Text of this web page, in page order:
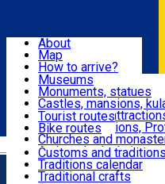
Română
Attractions
Routes
Customs, Traditions
Food & Drinks
About
Map
How to arrive?
Recommendations
Tourist attractions
News
Museums
Monuments, statues
Castles, mansions,
Architectural
Natural attractions,
Churches and
Archaeological sites
Parks and gardens
Tourist routes
Bike routes
Customs and traditions
Traditions calendar
Traditional crafts